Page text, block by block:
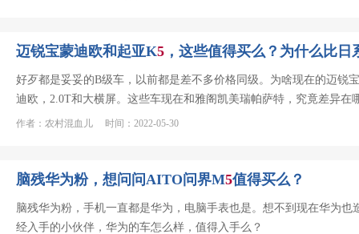
迈锐宝蒙迪欧和起亚K5 ，这些值得买么？为什么比日
好歹都是妥妥的B级车，以前都是差不多价格同级。为啥现在的迈锐
迪欧，2.0T和大横屏。这些车现在和雅阁凯美瑞帕萨特，究竟差异在
作者：农村混血儿 时间：2022-05-30
脑残华为粉，想问问AITO问界M5值得买么？
脑残华为粉，手机一直都是华为，电脑手表也是。想不到现在华为
经入手的小伙伴，华为的车怎么样，值得入手么？